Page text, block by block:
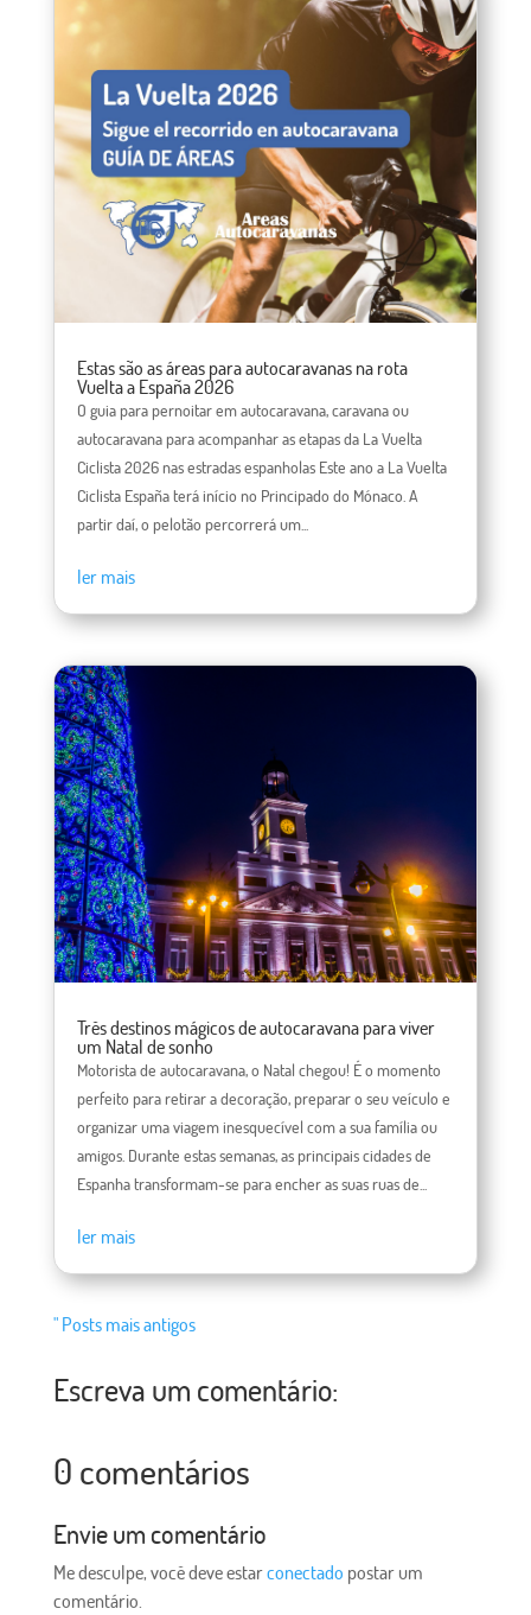
Estas são as áreas para autocaravanas na rota
Vuelta a España 2026
O guia para pernoitar em autocaravana, caravana ou
autocaravana para acompanhar as etapas da La Vuelta
Ciclista 2026 nas estradas espanholas Este ano a La Vuelta
Ciclista España terá início no Principado do Mónaco. A
partir daí, o pelotão percorrerá um...
ler mais
Três destinos mágicos de autocaravana para viver
um Natal de sonho
Motorista de autocaravana, o Natal chegou! É o momento
perfeito para retirar a decoração, preparar o seu veículo e
organizar uma viagem inesquecível com a sua família ou
amigos. Durante estas semanas, as principais cidades de
Espanha transformam-se para encher as suas ruas de...
ler mais
" Posts mais antigos
Escreva um comentário:
0 comentários
Envie um comentário
Me desculpe, você deve estarconectado postar um
comentário.